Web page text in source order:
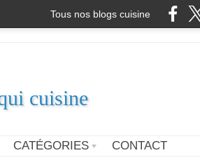
Tous nos blogs cuisine
cuisine
CATÉGORIES CONTACT